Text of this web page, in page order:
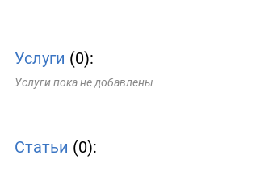
Услуги (0):
Услуги пока не добавлены
Статьи (0):